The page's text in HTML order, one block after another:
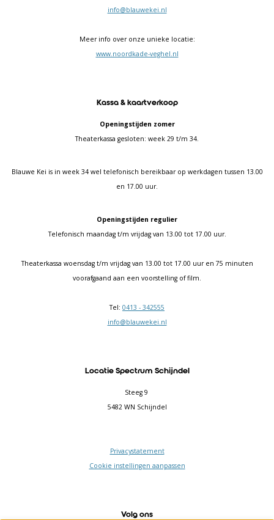
info@blauwekei.nl
Meer info over onze unieke locatie:
www.noordkade-veghel.nl
Kassa & kaartverkoop
Openingstijden zomer
Theaterkassa gesloten: week 29 t/m 34.
Blauwe Kei is in week 34 wel telefonisch bereikbaar op werkdagen tussen 13.00
en 17.00 uur.
Openingstijden regulier
Telefonisch maandag t/m vrijdag van 13.00 tot 17.00 uur.
Theaterkassa woensdag t/m vrijdag van 13.00 tot 17.00 uur en 75 minuten
voorafgaand aan een voorstelling of film.
Tel: 0413 - 342555
info@blauwekei.nl
Locatie Spectrum Schijndel
Steeg 9
5482 WN Schijndel
Privacystatement
Cookie instellingen aanpassen
Volg ons